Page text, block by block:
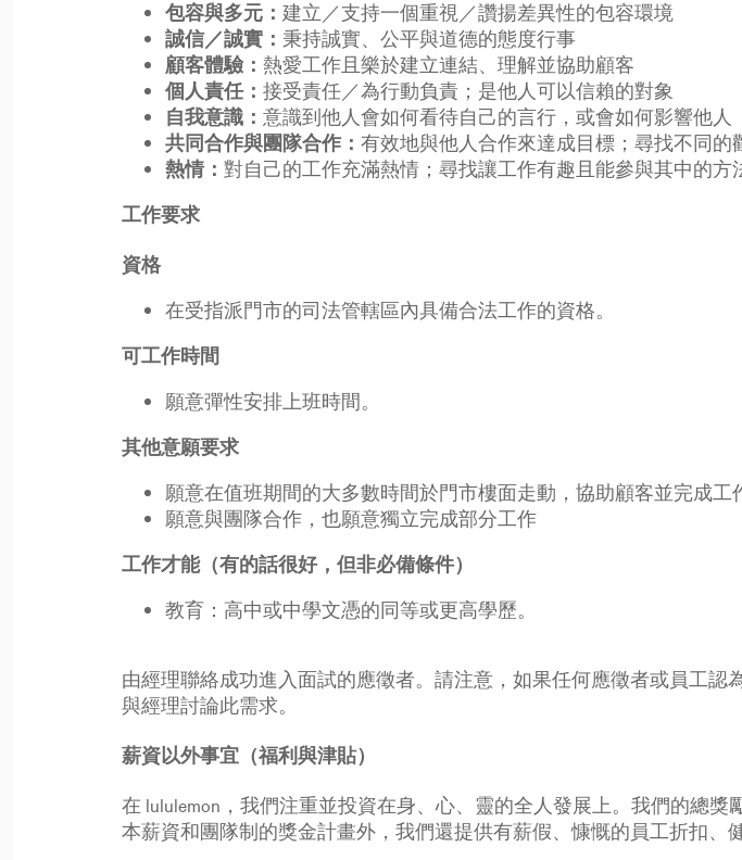
包容與多元： 建立／支持一個重視／讚揚差異性的包容環境
誠信／誠實： 秉持誠實、公平與道德的態度行事
顧客體驗： 熱愛工作且樂於建立連結、理解並協助顧客
個人責任： 接受責任／為行動負責；是他人可以信賴的對象
自我意識： 意識到他人會如何看待自己的言行，或會如何影響他人
共同合作與團隊合作： 有效地與他人合作來達成目標；尋找不同的
熱情： 對自己的工作充滿熱情；尋找讓工作有趣且能參與其中的方
工作要求
資格
在受指派門市的司法管轄區內具備合法工作的資格。
可工作時間
願意彈性安排上班時間。
其他意願要求
願意在值班期間的大多數時間於門市樓面走動，協助顧客並完成工
願意與團隊合作，也願意獨立完成部分工作
工作才能（有的話很好，但非必備條件）
教育：高中或中學文憑的同等或更高學歷。
由經理聯絡成功進入面試的應徵者。請注意，如果任何應徵者或員工
與經理討論此需求。
薪資以外事宜（福利與津貼）
在 lululemon，我們注重並投資在身、心、靈的全人發展上。我們的總
本薪資和團隊制的獎金計畫外，我們還提供有薪假、慷慨的員工折扣、